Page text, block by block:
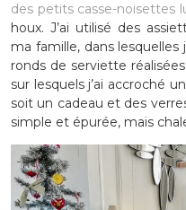
des petits casse-noisettes
houx. J’ai utilisé des
ma famille, dans
ronds de serviette
sur lesquels j’ai accroché
soit un cadeau et des
simple et épurée, mais